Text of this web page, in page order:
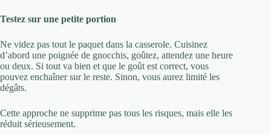
Testez sur une petite portion
Ne videz pas tout le paquet dans la casserole. Cuisinez
d’abord une poignée de gnocchis, goûtez, attendez une heure
ou deux. Si tout va bien et que le goût est correct, vous
pouvez enchaîner sur le reste. Sinon, vous aurez limité les
dégâts.
Cette approche ne supprime pas tous les risques, mais elle les
réduit sérieusement.